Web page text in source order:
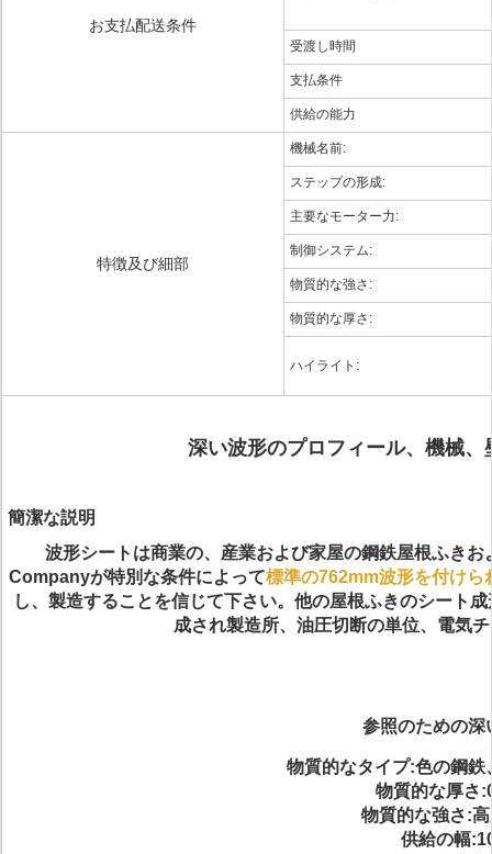
お支払配送条件
受渡し時間
支払条件
供給の能力
特徴及び細部
機械名前:
ステップの形成:
主要なモーター力:
制御システム:
物質的な強さ:
物質的な厚さ:
ハイライト:
深い波形のプロフィール、機械
簡潔な説明
波形シートは商業の、産業および家屋の鋼鉄屋根ふき
Companyが特別な条件によって標準の762mm波形を付けら
し、製造することを信じて下さい。他の屋根ふきのシート
成され製造所、油圧切断の単位、電気
参照のための深
物質的なタイプ:色の鋼鉄
物質的な厚さ
物質的な強さ:
供給の幅